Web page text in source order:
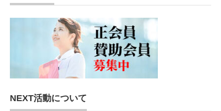
NEXT活動について